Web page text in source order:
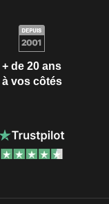
+ de 20 ans
à vos côtés